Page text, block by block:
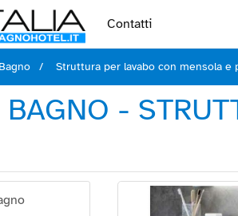
Contatti
Struttura per lavabo con mensola e
-